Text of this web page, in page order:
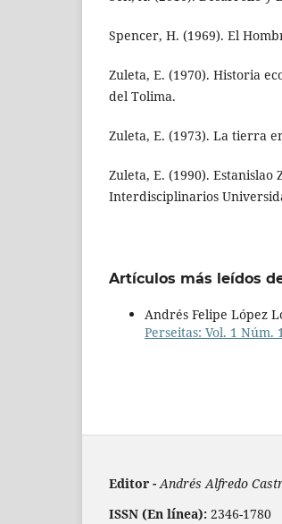
Spencer, H. (1969). El
Zuleta, E. (1970). Historia
del Tolima.
Zuleta, E. (1973). La tierra
Zuleta, E. (1990). Estanislao
Interdisciplinarios
Artículos más leídos
Andrés Felipe López
Perseitas: Vol. 1 Núm.
Editor - Andrés Alfredo
ISSN (En línea): 2346-1780